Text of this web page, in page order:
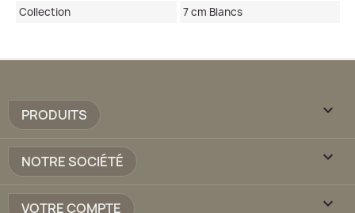
Collection
7 cm Blancs
PRODUITS 
NOTRE SOCIÉTÉ 
VOTRE COMPTE 